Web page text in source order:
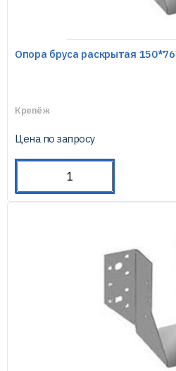
Опора бруса раскрытая
Крепёж
Цена по запросу